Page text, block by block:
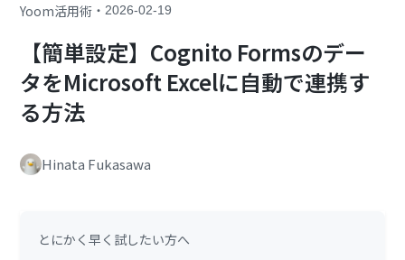
Yoom活用術 ・2026-02-19
【簡単設定】Cognito Formsのデー
タをMicrosoft Excelに自動で連携す
る方法
Hinata Fukasawa
とにかく早く試したい方へ